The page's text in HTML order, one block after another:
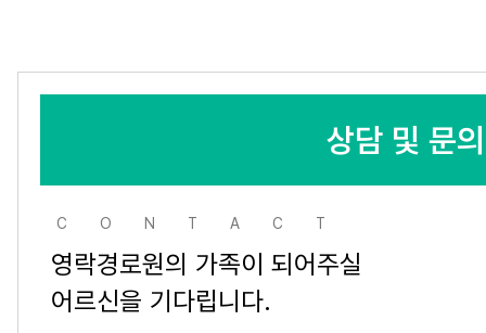
상담 및 문
CONTACT
영락경로원의 가족이 되어주실
어르신을 기다립니다.